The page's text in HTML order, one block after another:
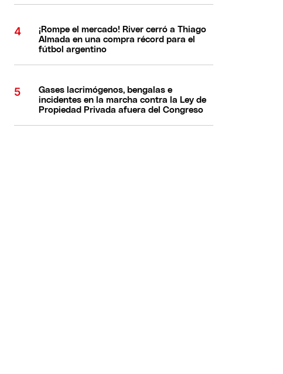
¡Rompe el mercado! River cerró a Thiago
Almada en una compra récord para el
fútbol argentino
Gases lacrimógenos, bengalas e
incidentes en la marcha contra la Ley de
Propiedad Privada afuera del Congreso